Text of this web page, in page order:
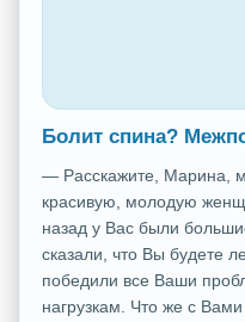
Болит спина?
— Расскажите, Марина,
красивую, молодую
назад у Вас были
сказали, что Вы будете
победили все Ваши
нагрузкам. Что же с